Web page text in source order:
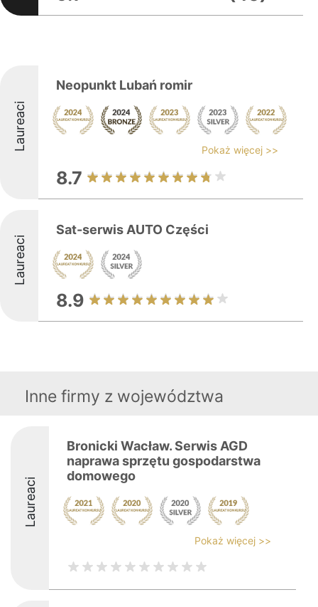
Laureaci
Neopunkt Lubań romir
Pokaż więcej >>
8.7
Laureaci
Sat-serwis AUTO Części
8.9
Inne firmy z województwa
Laureaci
Bronicki Wacław. Serwis AGD
naprawa sprzętu gospodarstwa
domowego
Pokaż więcej >>